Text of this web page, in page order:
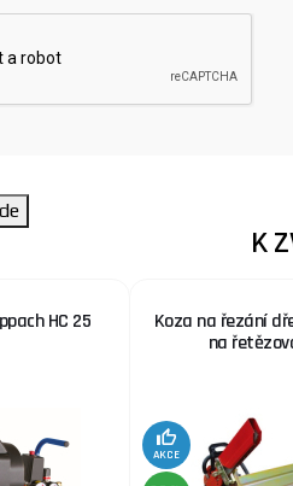
K
HC 25
Koza na řezání
na
AKCE